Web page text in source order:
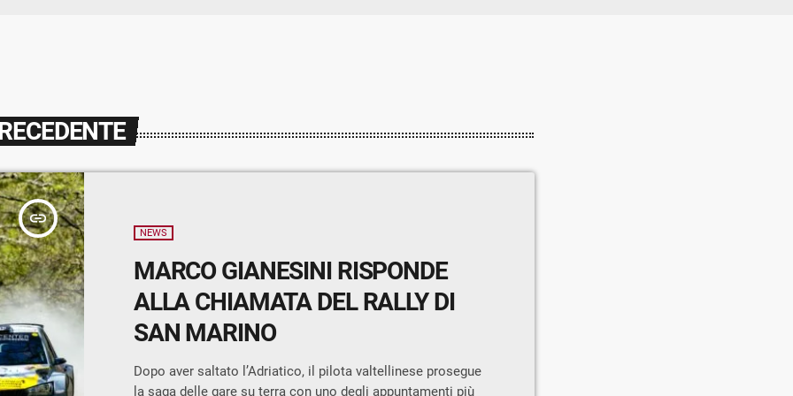
insert_link
NEWS
MARCO GIANESINI RISPONDE
ALLA CHIAMATA DEL RALLY DI
SAN MARINO
Dopo aver saltato l’Adriatico, il pilota valtellinese prosegue
la saga delle gare su terra con uno degli appuntamenti più